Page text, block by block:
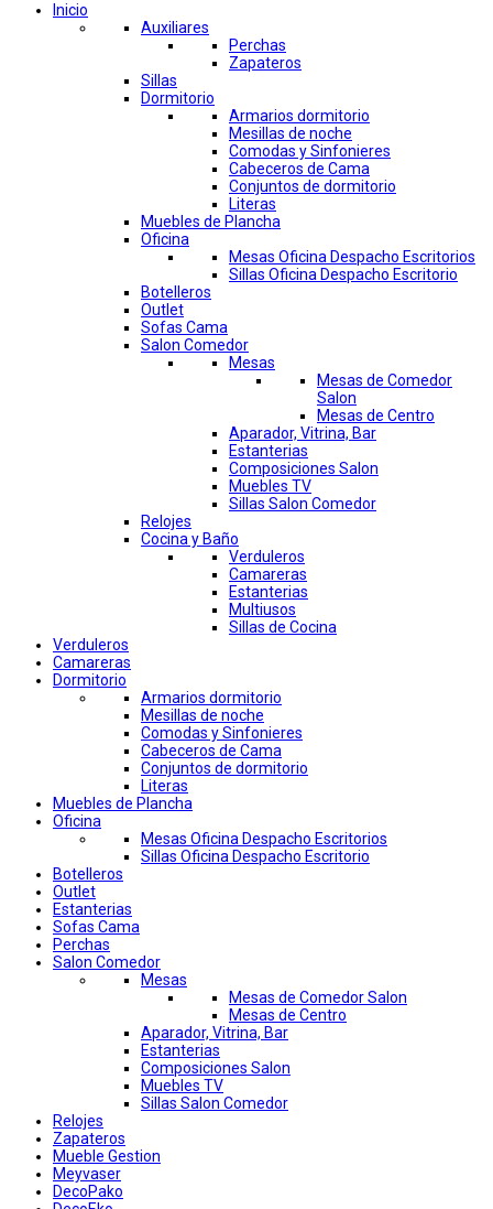
Inicio
Auxiliares
Perchas
Zapateros
Sillas
Dormitorio
Armarios dormitorio
Mesillas de noche
Comodas y Sinfonieres
Cabeceros de Cama
Conjuntos de dormitorio
Literas
Muebles de Plancha
Oficina
Mesas Oficina Despacho Escritorios
Sillas Oficina Despacho Escritorio
Botelleros
Outlet
Sofas Cama
Salon Comedor
Mesas
Mesas de Comedor
Salon
Mesas de Centro
Aparador, Vitrina, Bar
Estanterias
Composiciones Salon
Muebles TV
Sillas Salon Comedor
Relojes
Cocina y Baño
Verduleros
Camareras
Estanterias
Multiusos
Sillas de Cocina
Verduleros
Camareras
Dormitorio
Armarios dormitorio
Mesillas de noche
Comodas y Sinfonieres
Cabeceros de Cama
Conjuntos de dormitorio
Literas
Muebles de Plancha
Oficina
Mesas Oficina Despacho Escritorios
Sillas Oficina Despacho Escritorio
Botelleros
Outlet
Estanterias
Sofas Cama
Perchas
Salon Comedor
Mesas
Mesas de Comedor Salon
Mesas de Centro
Aparador, Vitrina, Bar
Estanterias
Composiciones Salon
Muebles TV
Sillas Salon Comedor
Relojes
Zapateros
Mueble Gestion
Meyvaser
DecoPako